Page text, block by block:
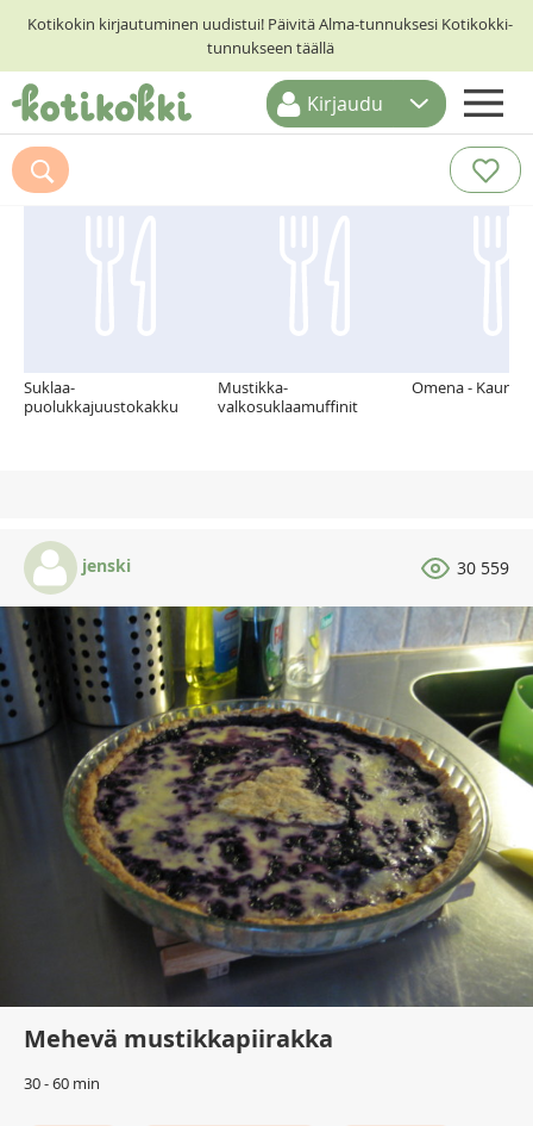
Kotikokin kirjautuminen uudistui! Päivitä Alma-tunnuksesi Kotikokki-
tunnukseen täällä
ETUSIVU
RESEPTIHAKU
Kirjaudu
Suosittelemme myös
Suklaa-
puolukkajuustokakku
Mustikka-
valkosuklaamuffinit
Omena -
jenski 30 559
Mehevä mustikkapiirakka
30 - 60 min